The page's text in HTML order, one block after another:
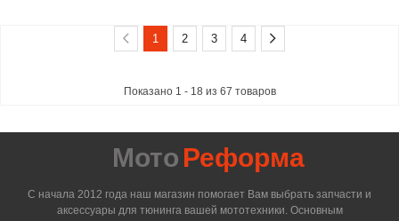
1 2 3 4
Показано 1 - 18 из 67 товаров
Мото Реформа
С начала 2012 года наш магазин помогает Вам выбрать запчасти и
аксессуары для тюнинга вашей мототехники. Основным